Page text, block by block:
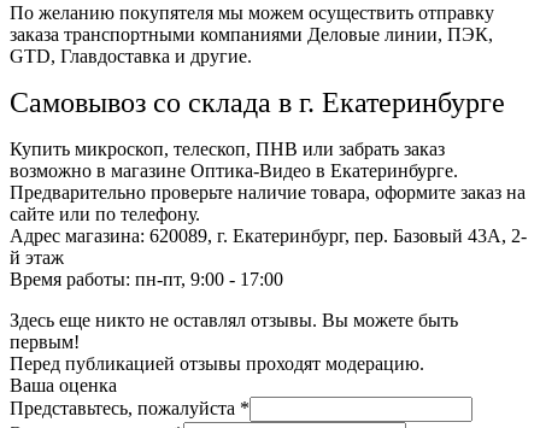
По желанию покупятеля мы можем осуществить отправку
заказа транспортными компаниями Деловые линии, ПЭК,
GTD, Главдоставка и другие.
Самовывоз со склада в г. Екатеринбурге
Купить микроскоп, телескоп, ПНВ или забрать заказ
возможно в магазине Оптика-Видео в Екатеринбурге.
Предварительно проверьте наличие товара, оформите заказ на
сайте или по телефону.
Адрес магазина: 620089, г. Екатеринбург, пер. Базовый 43А, 2-
й этаж
Время работы: пн-пт, 9:00 - 17:00
Здесь еще никто не оставлял отзывы. Вы можете быть
первым!
Перед публикацией отзывы проходят модерацию.
Ваша оценка
Представьтесь, пожалуйста *